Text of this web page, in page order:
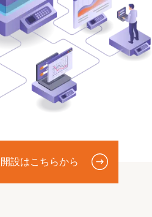
設はこちらから